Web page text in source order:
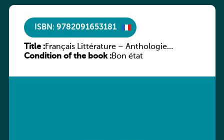
ISBN: 9782091653181
Title :Français Littérature – Anthologie
chronologique 2de/1re
Condition of the book :Bon état